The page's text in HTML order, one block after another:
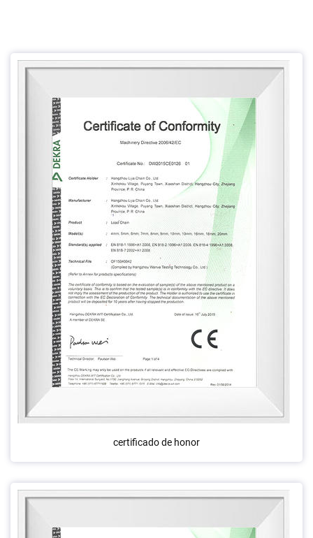
certificado de honor